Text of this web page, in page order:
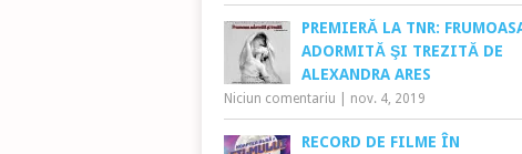
PREMIERĂ LA TNR:
ADORMITĂ ŞI TREZITĂ DE
ALEXANDRA ARES
Niciun comentariu nov. 4, 2019
RECORD DE FILME ÎN